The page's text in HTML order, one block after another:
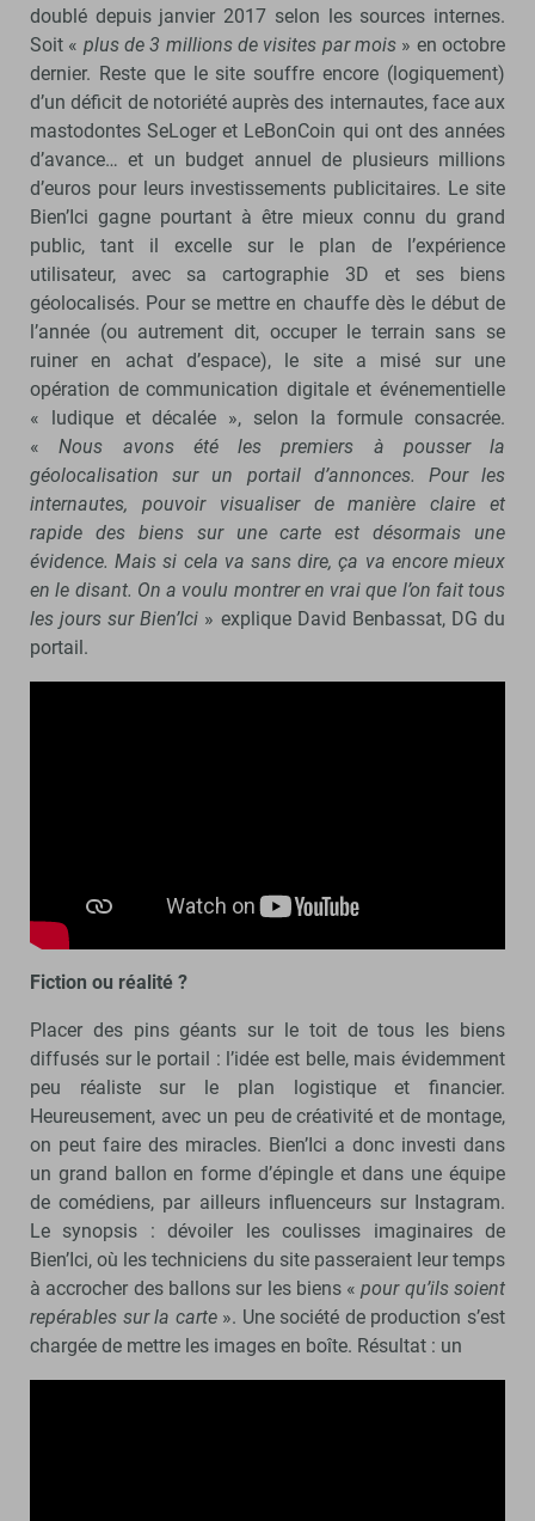
doublé depuis janvier 2017 selon les sources internes.
Soit « plus de 3 millions de visites par mois » en octobre
dernier. Reste que le site souffre encore (logiquement)
d’un déficit de notoriété auprès des internautes, face aux
mastodontes SeLoger et LeBonCoin qui ont des années
d’avance… et un budget annuel de plusieurs millions
d’euros pour leurs investissements publicitaires. Le site
Bien’Ici gagne pourtant à être mieux connu du grand
public, tant il excelle sur le plan de l’expérience
utilisateur, avec sa cartographie 3D et ses biens
géolocalisés. Pour se mettre en chauffe dès le début de
l’année (ou autrement dit, occuper le terrain sans se
ruiner en achat d’espace), le site a misé sur une
opération de communication digitale et événementielle
« ludique et décalée », selon la formule consacrée.
«Nous avons été les premiers à pousser la
géolocalisation sur un portail d’annonces. Pour les
internautes, pouvoir visualiser de manière claire et
rapide des biens sur une carte est désormais une
évidence. Mais si cela va sans dire, ça va encore mieux
en le disant. On a voulu montrer en vrai que l’on fait tous
les jours sur Bien’Ici » explique David Benbassat, DG du
portail.
Fiction ou réalité ?
Placer des pins géants sur le toit de tous les biens
diffusés sur le portail : l’idée est belle, mais évidemment
peu réaliste sur le plan logistique et financier.
Heureusement, avec un peu de créativité et de montage,
on peut faire des miracles. Bien’Ici a donc investi dans
un grand ballon en forme d’épingle et dans une équipe
de comédiens, par ailleurs influenceurs sur Instagram.
Le synopsis : dévoiler les coulisses imaginaires de
Bien’Ici, où les techniciens du site passeraient leur temps
à accrocher des ballons sur les biens «pour qu’ils soient
repérables sur la carte». Une société de production s’est
chargée de mettre les images en boîte. Résultat : un